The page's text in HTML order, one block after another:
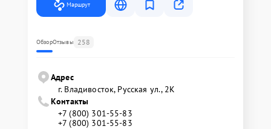
Маршрут
ОбзорОтзывы 258
Адрес
г. Владивосток, Русская ул., 2К
Контакты
+7 (800) 301-55-83
+7 (800) 301-55-83